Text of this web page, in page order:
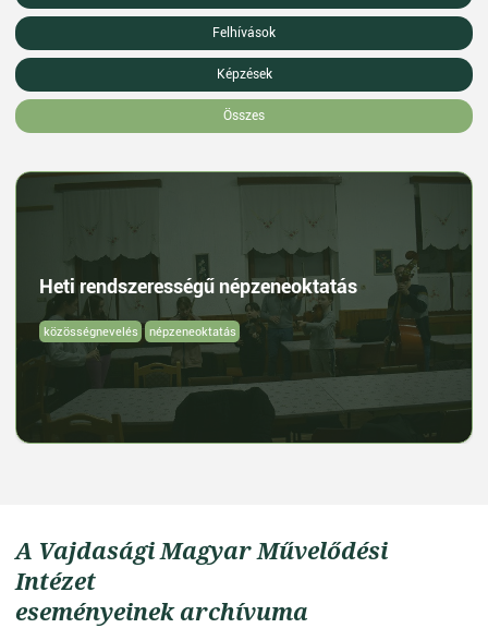
Felhívások
Képzések
Összes
Heti rendszerességű népzeneoktatás
közösségnevelés népzeneoktatás
A Vajdasági Magyar Művelődési
Intézet
eseményeinek archívuma